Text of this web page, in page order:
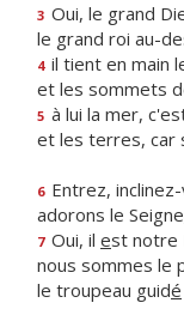
3 Oui, le grand
le grand roi au-
4 il tient en main
et les sommets
5 à lui la mer,
et les terres, car
6 Entrez,
adorons le Seigne
7 Oui, il est notre
nous sommes le
le troupeau guidé